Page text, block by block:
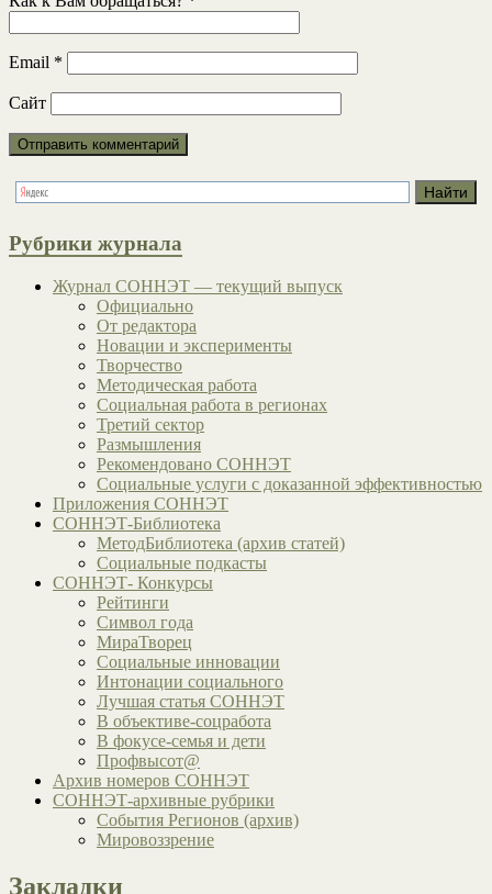
Email *
Сайт
Рубрики журнала
Журнал СОННЭТ — текущий выпуск
Официально
От редактора
Новации и эксперименты
Творчество
Методическая работа
Социальная работа в регионах
Третий сектор
Размышления
Рекомендовано СОННЭТ
Социальные услуги с доказанной эффективностью
Приложения СОННЭТ
СОННЭТ-Библиотека
МетодБиблиотека (архив статей)
Социальные подкасты
СОННЭТ- Конкурсы
Рейтинги
Символ года
МираТворец
Социальные инновации
Интонации социального
Лучшая статья СОННЭТ
В объективе-соцработа
В фокусе-семья и дети
Профвысот@
Архив номеров СОННЭТ
СОННЭТ-архивные рубрики
События Регионов (архив)
Мировоззрение
Закладки